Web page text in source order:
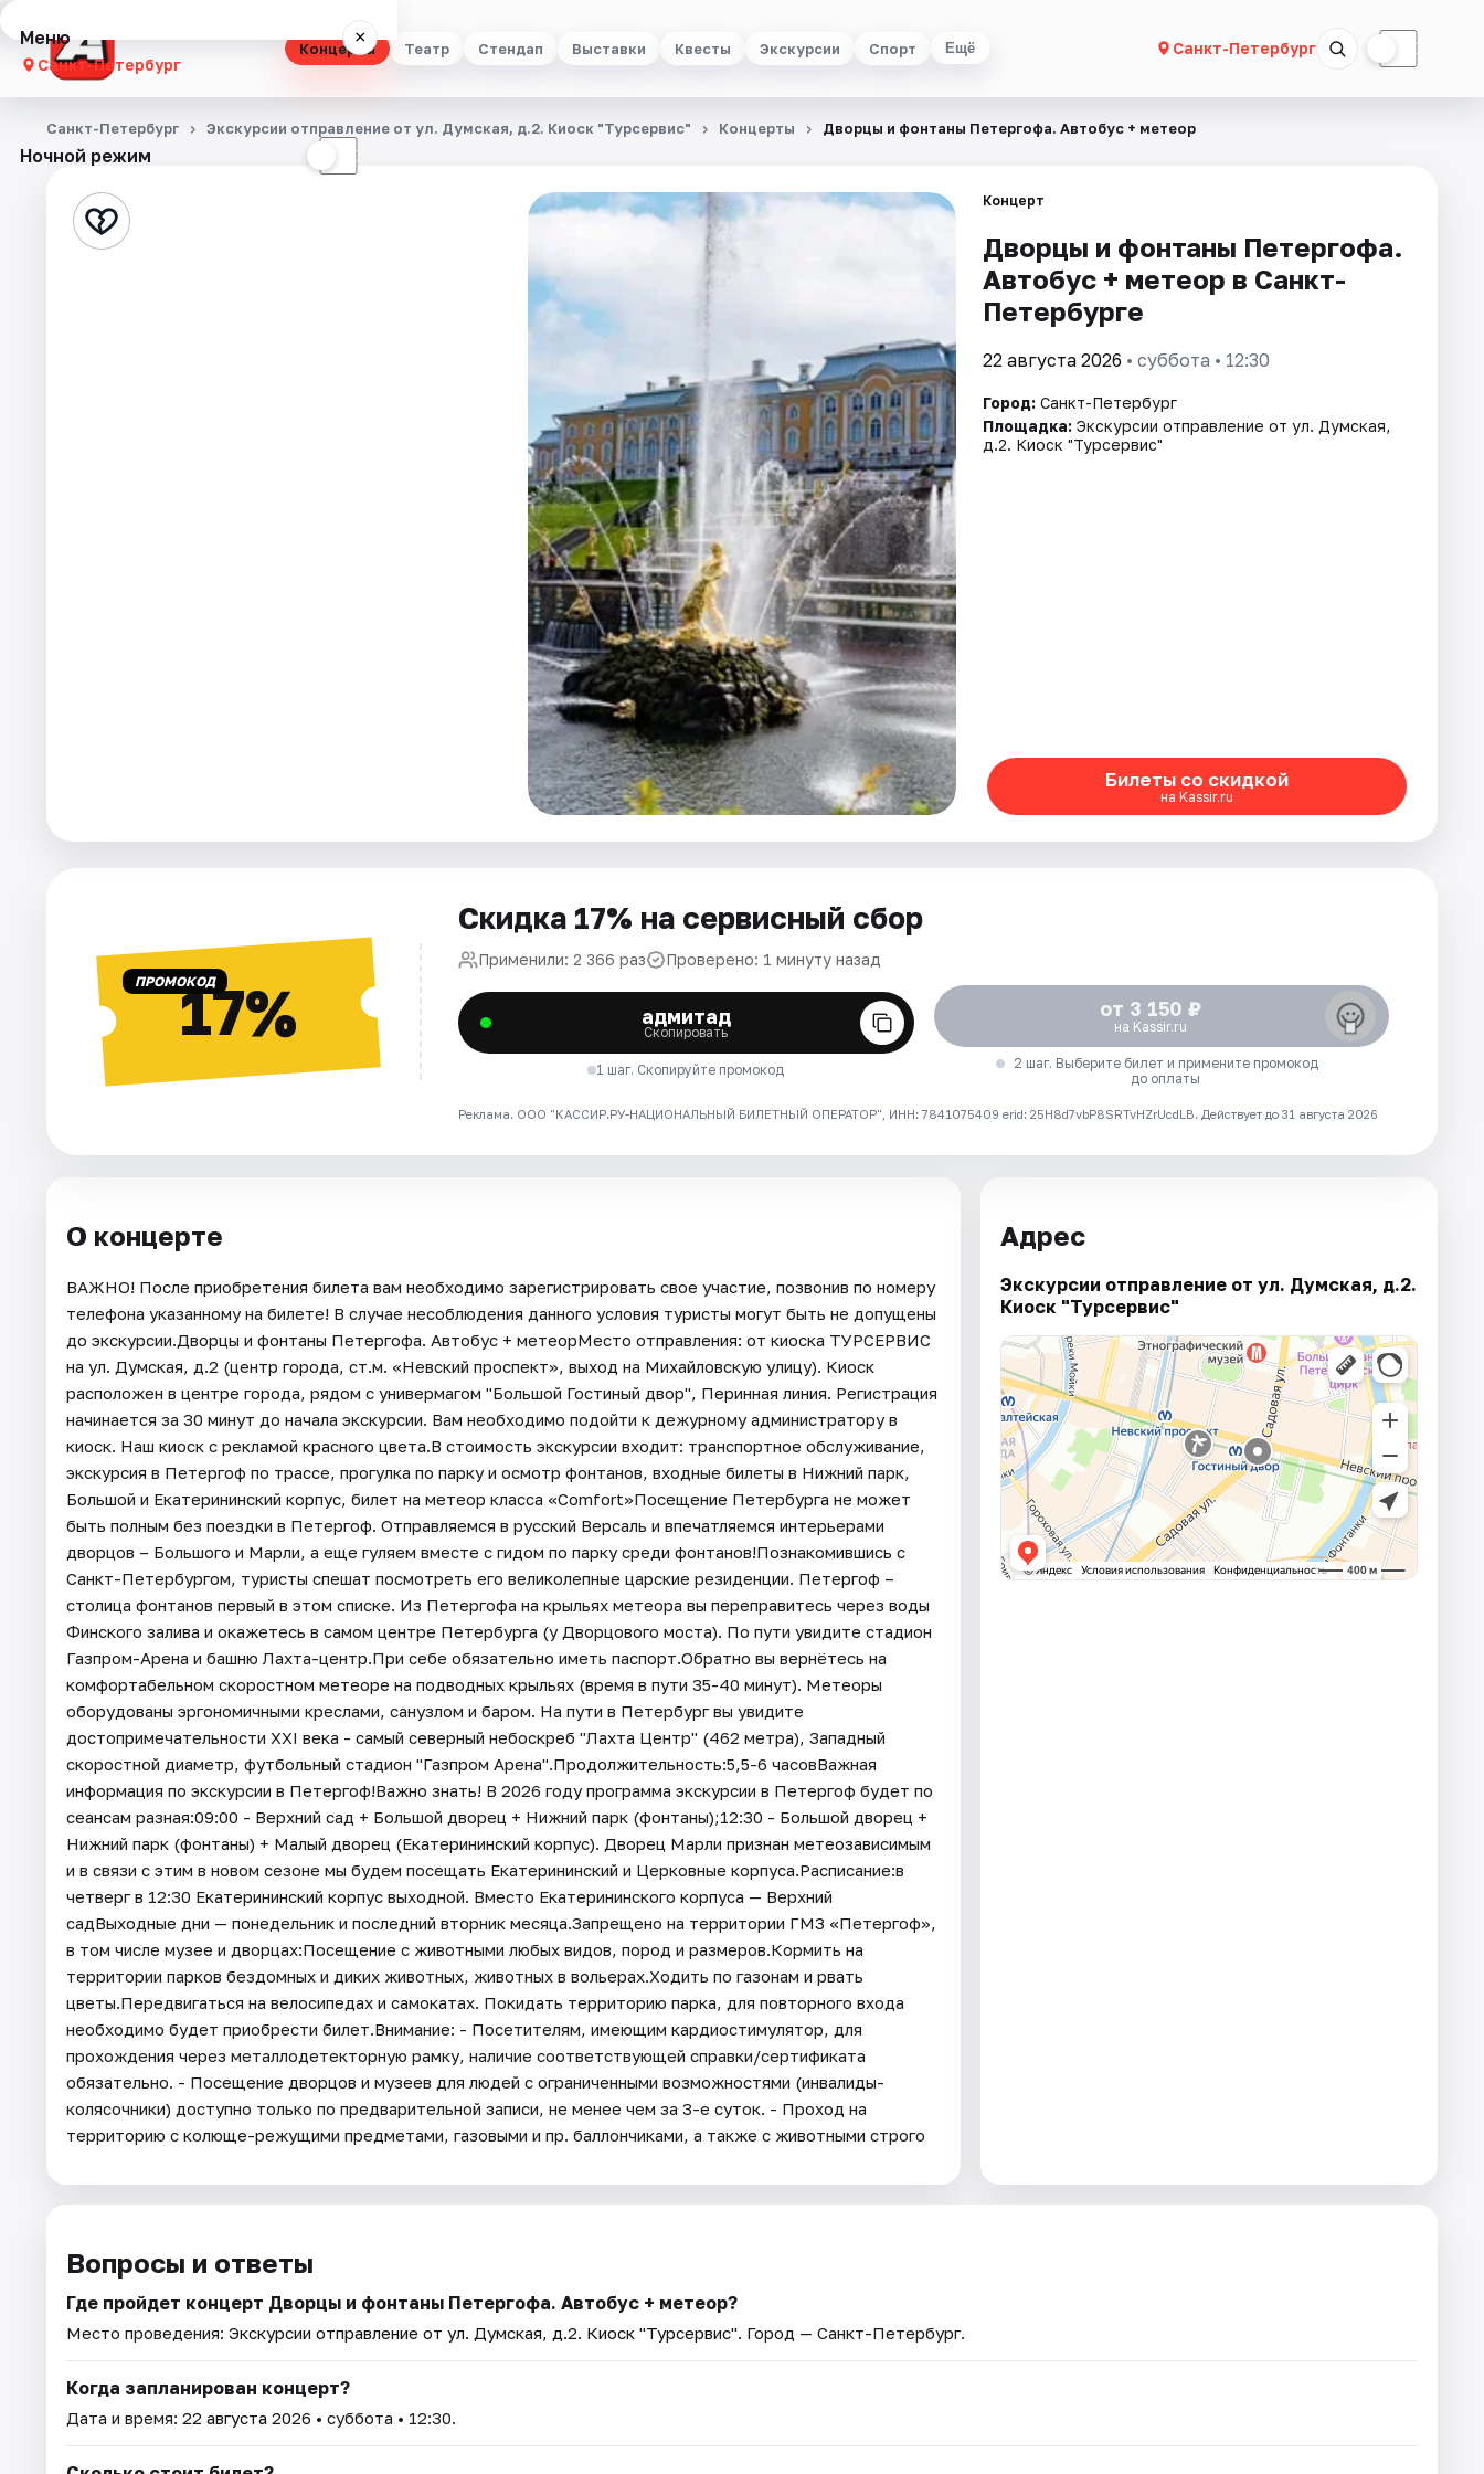
Концерты Театр Стендап Выставки Квесты Экскурсии Спорт Ещё Санкт-Петербург ☾
Меню ×
Санкт-Петербург
Концерты
Стендап
Ночной режим ☾
Санкт-Петербург Экскурсии отправление от ул. Думская, д.2. Киоск "Турсервис" Концерты Дворцы и фонтаны Петергофа. Автобус + метеор
Концерт
Дворцы и фонтаны Петергофа.
Автобус + метеор в Санкт-
Петербурге
22 августа 2026 • суббота • 12:30
Город: Санкт-Петербург
Площадка: Экскурсии отправление от ул. Думская,
д.2. Киоск "Турсервис"
Билеты со скидкой
на Kassir.ru
ПРОМОКОД17%
Скидка 17% на сервисный сбор
Применили: 2 366 раз Проверено: 1 минуту назад
адмитад
Скопировать
1 шаг. Скопируйте промокод
от 3 150 ₽
на Kassir.ru
2 шаг. Выберите билет и примените промокод
до оплаты
Реклама. ООО "КАССИР.РУ-НАЦИОНАЛЬНЫЙ БИЛЕТНЫЙ ОПЕРАТОР", ИНН: 7841075409 erid: 25H8d7vbP8SRTvHZrUcdLB. Действует до 31 августа 2026
О концерте
ВАЖНО! После приобретения билета вам необходимо зарегистрировать свое участие, позвонив по номеру
телефона указанному на билете! В случае несоблюдения данного условия туристы могут быть не допущены
до экскурсии.Дворцы и фонтаны Петергофа. Автобус + метеорМесто отправления: от киоска ТУРСЕРВИС
на ул. Думская, д.2 (центр города, ст.м. «Невский проспект», выход на Михайловскую улицу). Киоск
расположен в центре города, рядом с универмагом "Большой Гостиный двор", Перинная линия. Регистрация
начинается за 30 минут до начала экскурсии. Вам необходимо подойти к дежурному администратору в
киоск. Наш киоск с рекламой красного цвета.В стоимость экскурсии входит: транспортное обслуживание,
экскурсия в Петергоф по трассе, прогулка по парку и осмотр фонтанов, входные билеты в Нижний парк,
Большой и Екатерининский корпус, билет на метеор класса «Comfort»Посещение Петербурга не может
быть полным без поездки в Петергоф. Отправляемся в русский Версаль и впечатляемся интерьерами
дворцов – Большого и Марли, а еще гуляем вместе с гидом по парку среди фонтанов!Познакомившись с
Санкт-Петербургом, туристы спешат посмотреть его великолепные царские резиденции. Петергоф –
столица фонтанов первый в этом списке. Из Петергофа на крыльях метеора вы переправитесь через воды
Финского залива и окажетесь в самом центре Петербурга (у Дворцового моста). По пути увидите стадион
Газпром-Арена и башню Лахта-центр.При себе обязательно иметь паспорт.Обратно вы вернётесь на
комфортабельном скоростном метеоре на подводных крыльях (время в пути 35-40 минут). Метеоры
оборудованы эргономичными креслами, санузлом и баром. На пути в Петербург вы увидите
достопримечательности XXI века - самый северный небоскреб "Лахта Центр" (462 метра), Западный
скоростной диаметр, футбольный стадион "Газпром Арена".Продолжительность:5,5-6 часовВажная
информация по экскурсии в Петергоф!Важно знать! В 2026 году программа экскурсии в Петергоф будет по
сеансам разная:09:00 - Верхний сад + Большой дворец + Нижний парк (фонтаны);12:30 - Большой дворец +
Нижний парк (фонтаны) + Малый дворец (Екатерининский корпус). Дворец Марли признан метеозависимым
и в связи с этим в новом сезоне мы будем посещать Екатерининский и Церковные корпуса.Расписание:в
четверг в 12:30 Екатерининский корпус выходной. Вместо Екатерининского корпуса — Верхний
садВыходные дни — понедельник и последний вторник месяца.Запрещено на территории ГМЗ «Петергоф»,
в том числе музее и дворцах:Посещение с животными любых видов, пород и размеров.Кормить на
территории парков бездомных и диких животных, животных в вольерах.Ходить по газонам и рвать
цветы.Передвигаться на велосипедах и самокатах. Покидать территорию парка, для повторного входа
необходимо будет приобрести билет.Внимание: - Посетителям, имеющим кардиостимулятор, для
прохождения через металлодетекторную рамку, наличие соответствующей справки/сертификата
обязательно. - Посещение дворцов и музеев для людей с ограниченными возможностями (инвалиды-
колясочники) доступно только по предварительной записи, не менее чем за 3-е суток. - Проход на
территорию с колюще-режущими предметами, газовыми и пр. баллончиками, а также с животными строго
Адрес
Экскурсии отправление от ул. Думская, д.2.
Киоск "Турсервис"
Вопросы и ответы
Где пройдет концерт Дворцы и фонтаны Петергофа. Автобус + метеор?
Место проведения: Экскурсии отправление от ул. Думская, д.2. Киоск "Турсервис". Город — Санкт-Петербург.
Когда запланирован концерт?
Дата и время: 22 августа 2026 • суббота • 12:30.